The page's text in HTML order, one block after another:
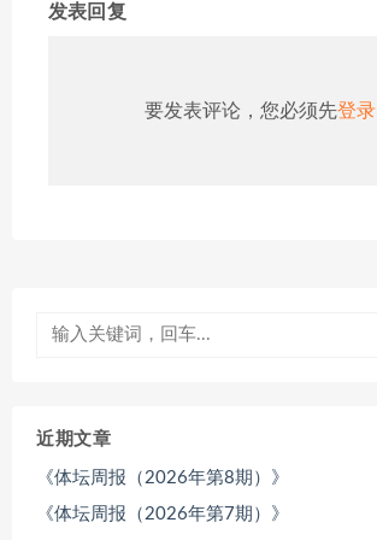
发表回复
要发表评论，您必须先登录
近期文章
《体坛周报（2026年第8期）》
《体坛周报（2026年第7期）》